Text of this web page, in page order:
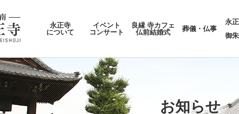
永正寺
について
イベント
コンサート
良縁 寺カフェ
仏前結婚式
葬儀・仏事
永
御
お知らせ